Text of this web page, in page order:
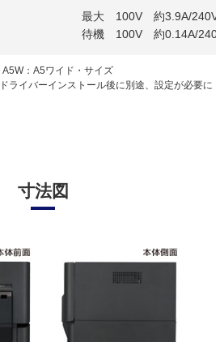
最大 100V 約3.9A/240V
待機 100V 約0.14A/
：A5ワイド・サイズ
ライバーインストール後に別途、設定が必要に
寸法図